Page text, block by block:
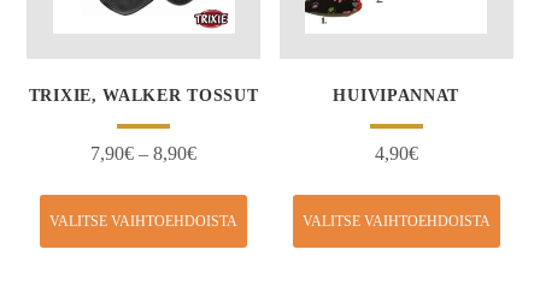
TRIXIE, WALKER TOSSUT
7,90€ – 8,90€
VALITSE VAIHTOEHDOISTA
HUIVIPANNAT
4,90€
VALITSE VAIHTOEHDOISTA